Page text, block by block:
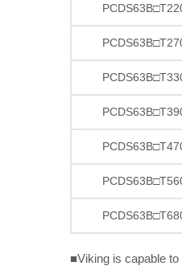
■Viking is capable